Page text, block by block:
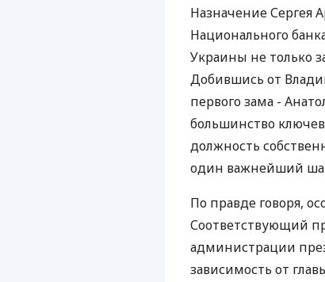
Назначение Сергея
Национального
Украины не только
Добившись от
первого зама -
большинство
должность
один важнейший
По правде говоря,
Соответствующий
администрации
зависимость от